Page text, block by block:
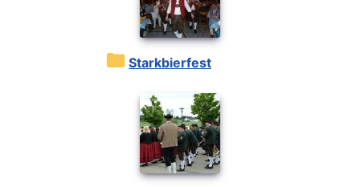
Starkbierfest